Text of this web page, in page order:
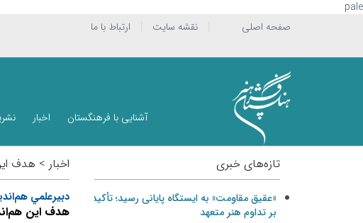
pale
ارتباط با ما نقشه سایت صفحه اصلی
آشنایی با فرهنگستان اخبار
اخبار > هدف
دبيرعلمي
هدف اين
تازه‌های خبری
«عقیق مقاومت» به ایستگاه پایانی رسید؛ تأکید
بر تداوم هنر متعهد